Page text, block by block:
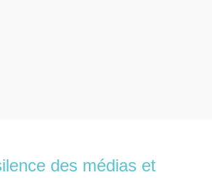
des médias et